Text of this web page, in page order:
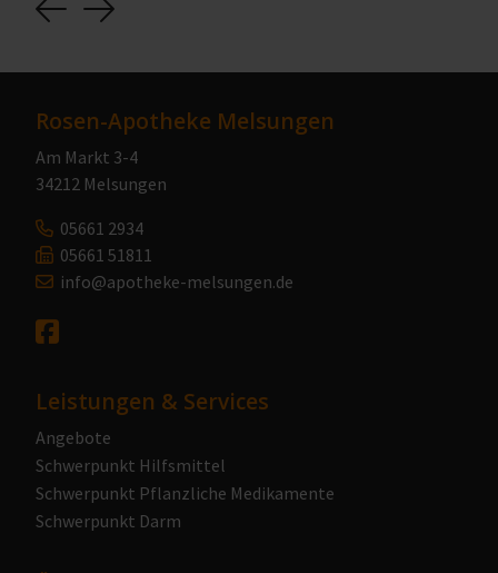
Previous
Next
Rosen-Apotheke Melsungen
Am Markt 3-4
34212 Melsungen
05661 2934
05661 51811
info@apotheke-melsungen.de
Leistungen & Services
Angebote
Schwerpunkt Hilfsmittel
Schwerpunkt Pflanzliche Medikamente
Schwerpunkt Darm